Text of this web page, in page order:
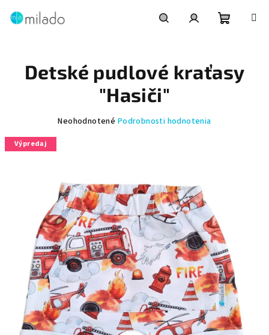
košík
Detské pudlové kraťasy
"Hasiči"
Priemerné
z
5
hviezdičiek.
Neohodnotené Podrobnosti hodnotenia
Výpredaj